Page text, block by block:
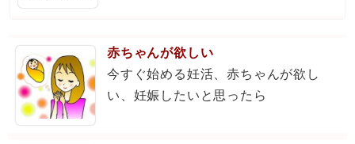
赤ちゃんが欲しい
今すぐ始める妊活、赤ちゃんが欲し
い、妊娠したいと思ったら